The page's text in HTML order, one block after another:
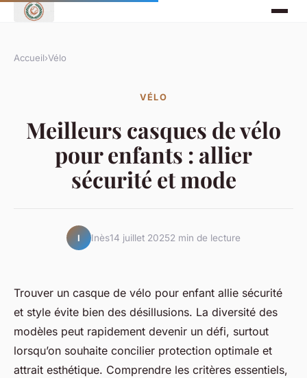
Accueil›Vélo
VÉLO
Meilleurs casques de vélo
pour enfants : allier
sécurité et mode
I Inès14 juillet 20252 min de lecture
Trouver un casque de vélo pour enfant allie sécurité
et style évite bien des désillusions. La diversité des
modèles peut rapidement devenir un défi, surtout
lorsqu’on souhaite concilier protection optimale et
attrait esthétique. Comprendre les critères essentiels,